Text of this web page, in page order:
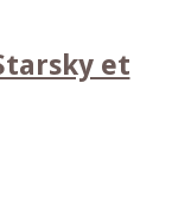
et